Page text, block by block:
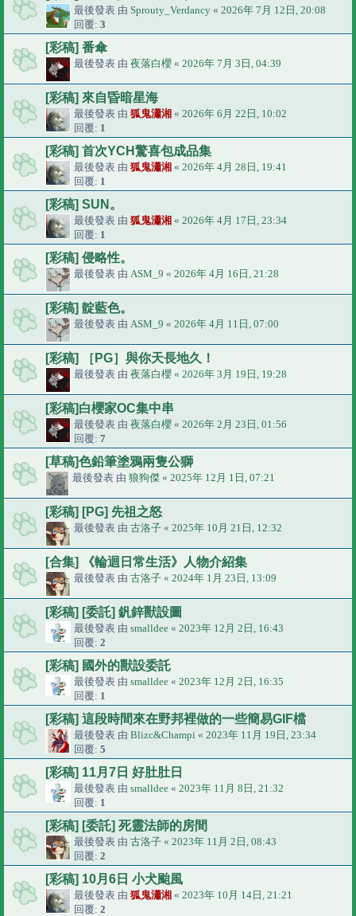
最後發表 由 Sprouty_Verdancy « 2026年 7月 12日, 20:08
回覆: 3
[彩稿] 番傘
最後發表 由 夜落白櫻 « 2026年 7月 3日, 04:39
[彩稿] 來自昏暗星海
最後發表 由 狐鬼瀟湘 « 2026年 6月 22日, 10:02
回覆: 1
[彩稿] 首次YCH驚喜包成品集
最後發表 由 狐鬼瀟湘 « 2026年 4月 28日, 19:41
回覆: 1
[彩稿] SUN。
最後發表 由 狐鬼瀟湘 « 2026年 4月 17日, 23:34
回覆: 1
[彩稿] 侵略性。
最後發表 由 ASM_9 « 2026年 4月 16日, 21:28
[彩稿] 靛藍色。
最後發表 由 ASM_9 « 2026年 4月 11日, 07:00
[彩稿] ［PG］與你天長地久！
最後發表 由 夜落白櫻 « 2026年 3月 19日, 19:28
[彩稿]白櫻家OC集中串
最後發表 由 夜落白櫻 « 2026年 2月 23日, 01:56
回覆: 7
[草稿]色鉛筆塗鴉兩隻公獅
最後發表 由 狼狗傑 « 2025年 12月 1日, 07:21
[彩稿] [PG] 先祖之怒
最後發表 由 古洛子 « 2025年 10月 21日, 12:32
[合集] 《輪迴日常生活》人物介紹集
最後發表 由 古洛子 « 2024年 1月 23日, 13:09
[彩稿] [委託] 釩鋅獸設圖
最後發表 由 smalldee « 2023年 12月 2日, 16:43
回覆: 2
[彩稿] 國外的獸設委託
最後發表 由 smalldee « 2023年 12月 2日, 16:35
回覆: 1
[彩稿] 這段時間來在野邦裡做的一些簡易GIF檔
最後發表 由 Blizc&Champi « 2023年 11月 19日, 23:34
回覆: 5
[彩稿] 11月7日 好肚肚日
最後發表 由 smalldee « 2023年 11月 8日, 21:32
回覆: 1
[彩稿] [委託] 死靈法師的房間
最後發表 由 古洛子 « 2023年 11月 2日, 08:43
回覆: 2
[彩稿] 10月6日 小犬颱風
最後發表 由 狐鬼瀟湘 « 2023年 10月 14日, 21:21
回覆: 2